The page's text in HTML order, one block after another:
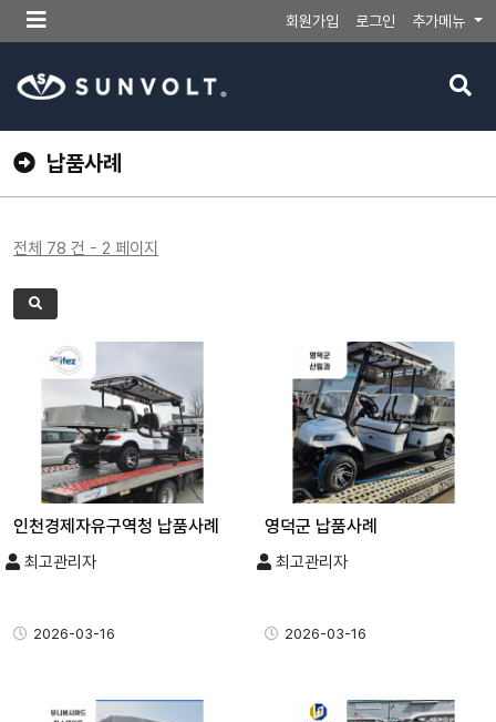
메
뉴
튼
회원가입 로그인 추가메뉴
검
버
납품사례
전체 78 건 - 2 페이지
인천경제자유구역청 납품사례
최고관리자
2026-03-16
영덕군 납품사례
최고관리자
2026-03-16